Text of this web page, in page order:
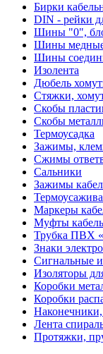
Бирки
DIN - рейки
Шины "0",
Шины
Шины
Изолента
Дюбель
Стяжки,
Скобы
Скобы
Термоусадка
Зажимы,
Сжимы
Сальники
Зажимы
Маркеры
Муфты
Трубка ПВХ
Знаки
Сигнальные
Изоляторы
Коробки
Коробки
Лента
Протяжки,